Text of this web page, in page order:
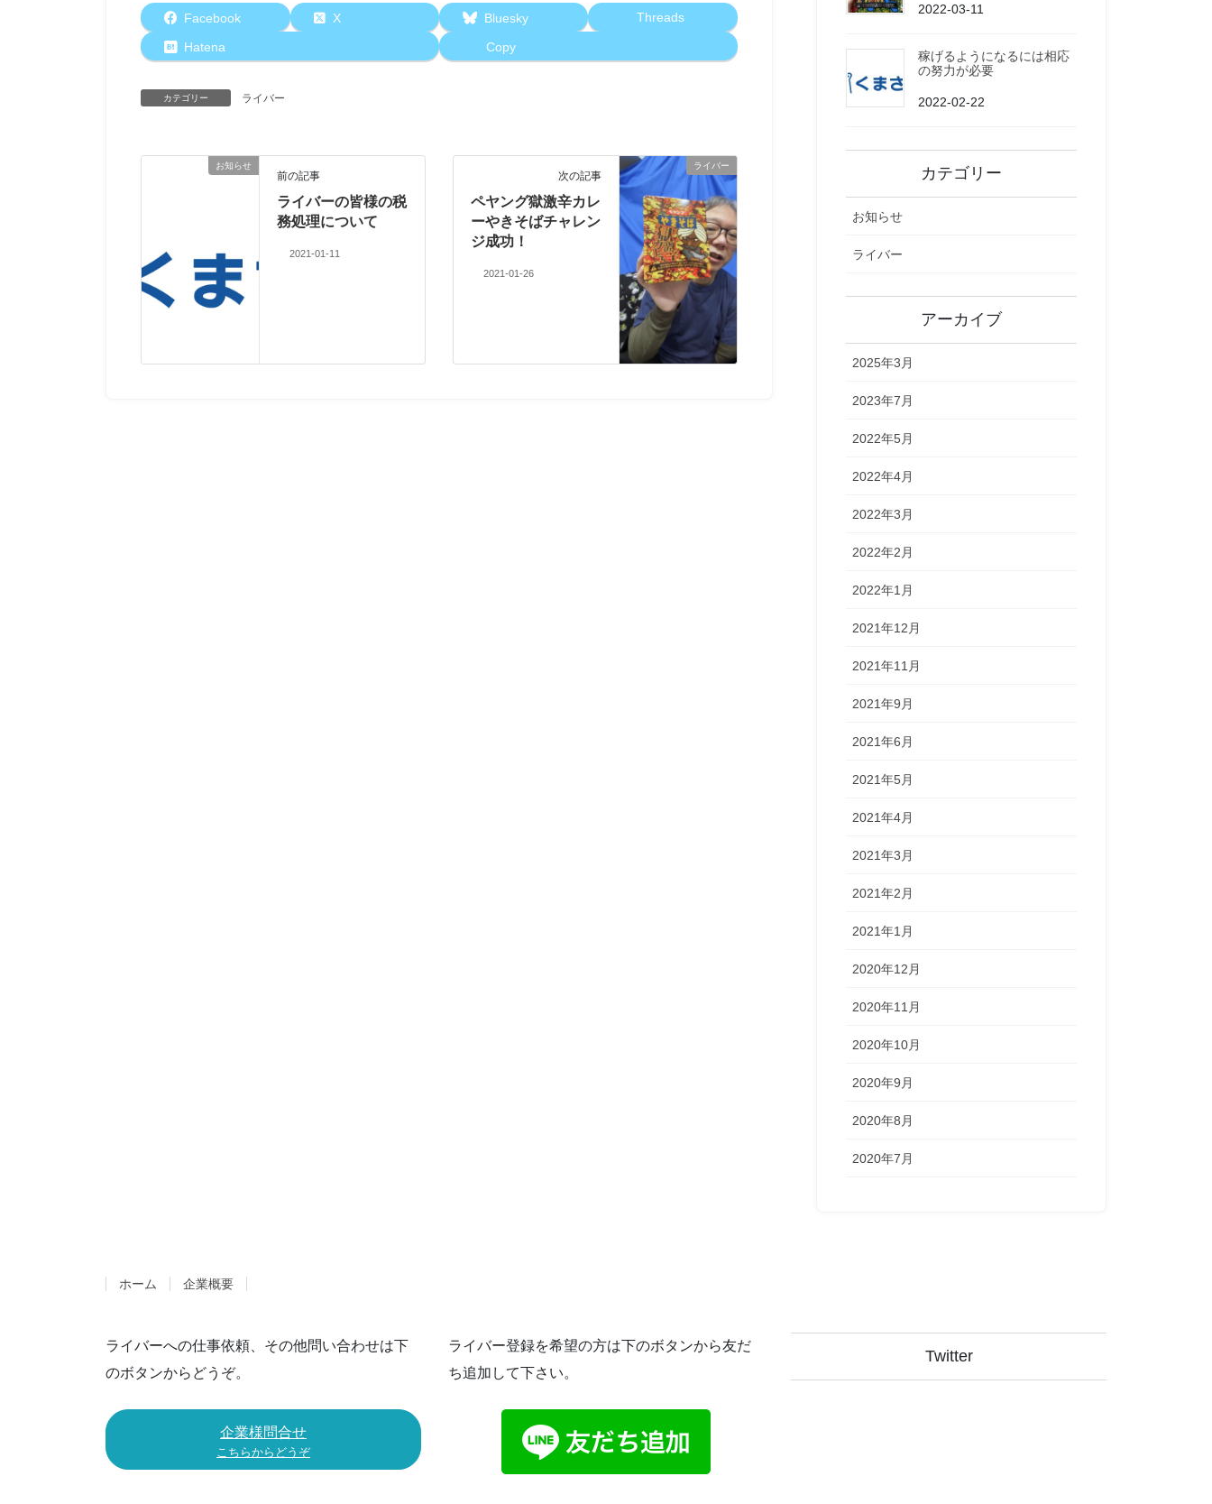
Facebook X Bluesky Threads
Hatena Copy
カテゴリー ライバー
お知らせ
前の記事
ライバーの皆様の税
務処理について
2021-01-11
ライバー
次の記事
ペヤング獄激辛カレ
ーやきそばチャレン
ジ成功！
2021-01-26
2022-03-11
稼げるようになるには相応
の努力が必要
2022-02-22
カテゴリー
お知らせ
ライバー
アーカイブ
2025年3月
2023年7月
2022年5月
2022年4月
2022年3月
2022年2月
2022年1月
2021年12月
2021年11月
2021年9月
2021年6月
2021年5月
2021年4月
2021年3月
2021年2月
2021年1月
2020年12月
2020年11月
2020年10月
2020年9月
2020年8月
2020年7月
ホーム 企業概要
ライバーへの仕事依頼、その他問い合わせは下
のボタンからどうぞ。
企業様問合せ
こちらからどうぞ
ライバー登録を希望の方は下のボタンから友だ
ち追加して下さい。
Twitter